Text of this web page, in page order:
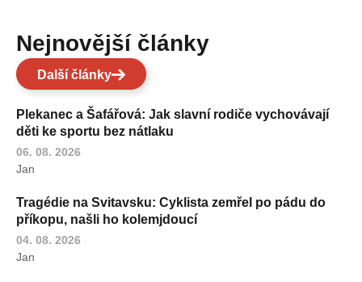
Nejnovější články
Další články
Plekanec a Šafářová: Jak slavní rodiče vychovávají
děti ke sportu bez nátlaku
06. 08. 2026
Jan
Tragédie na Svitavsku: Cyklista zemřel po pádu do
příkopu, našli ho kolemjdoucí
04. 08. 2026
Jan